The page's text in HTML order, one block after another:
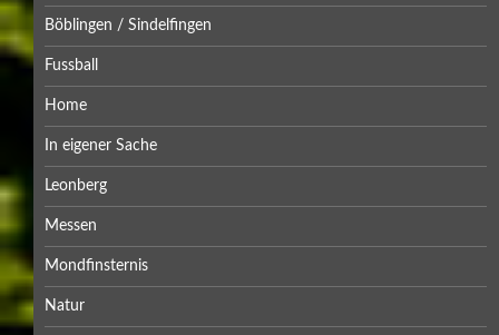
Böblingen / Sindelfingen
Fussball
Home
In eigener Sache
Leonberg
Messen
Mondfinsternis
Natur